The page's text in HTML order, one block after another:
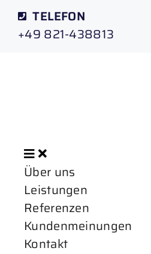
TELEFON
+49 821-438813
Über uns
Leistungen
Referenzen
Kundenmeinungen
Kontakt